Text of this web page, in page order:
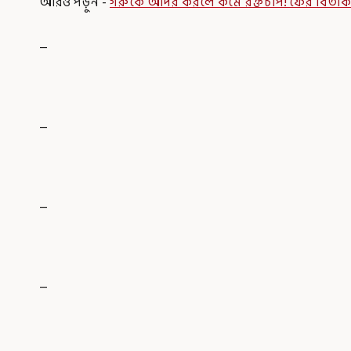
_
_
_
_